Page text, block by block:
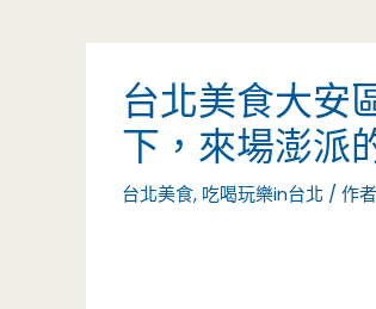
台北美食大安
下，來場澎派
台北美食, 吃喝玩樂in台北 / 作